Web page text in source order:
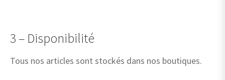
3 – Disponibilité
Tous nos articles sont stockés dans nos boutiques.